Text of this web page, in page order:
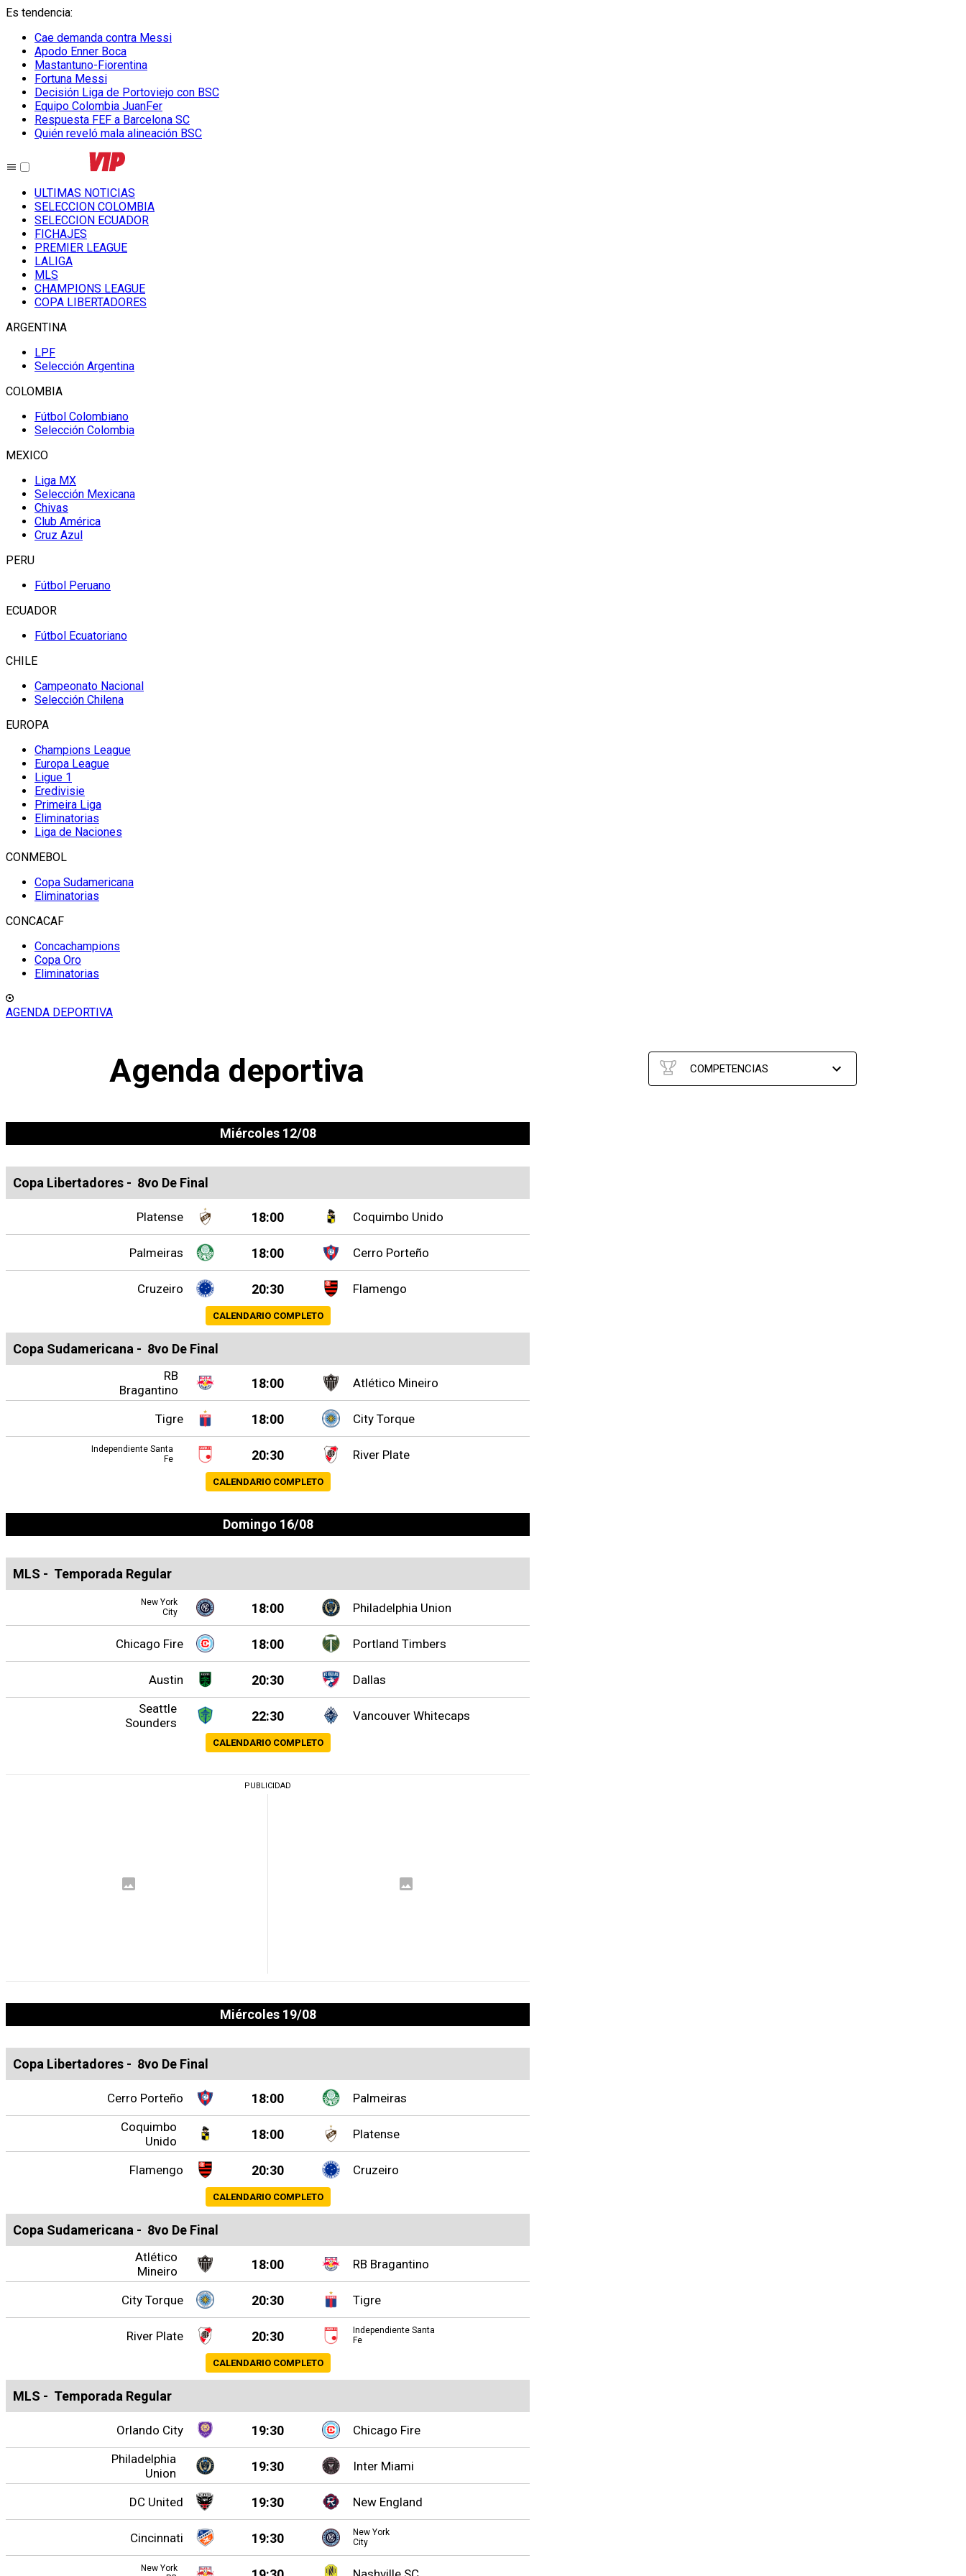
Es tendencia:
Cae demanda contra Messi
Apodo Enner Boca
Mastantuno-Fiorentina
Fortuna Messi
Decisión Liga de Portoviejo con BSC
Equipo Colombia JuanFer
Respuesta FEF a Barcelona SC
Quién reveló mala alineación BSC
ULTIMAS NOTICIAS
SELECCION COLOMBIA
SELECCION ECUADOR
FICHAJES
PREMIER LEAGUE
LALIGA
MLS
CHAMPIONS LEAGUE
COPA LIBERTADORES
ARGENTINA
LPF
Selección Argentina
COLOMBIA
Fútbol Colombiano
Selección Colombia
MEXICO
Liga MX
Selección Mexicana
Chivas
Club América
Cruz Azul
PERU
Fútbol Peruano
ECUADOR
Fútbol Ecuatoriano
CHILE
Campeonato Nacional
Selección Chilena
EUROPA
Champions League
Europa League
Ligue 1
Eredivisie
Primeira Liga
Eliminatorias
Liga de Naciones
CONMEBOL
Copa Sudamericana
Eliminatorias
CONCACAF
Concachampions
Copa Oro
Eliminatorias
AGENDA DEPORTIVA
Agenda deportiva COMPETENCIAS
Miércoles 12/08
Copa Libertadores - 8vo De Final
Platense 18:00 Coquimbo Unido
Palmeiras 18:00 Cerro Porteño
Cruzeiro 20:30 Flamengo
CALENDARIO COMPLETO
Copa Sudamericana - 8vo De Final
RB
Bragantino
18:00 Atlético Mineiro
Tigre 18:00 City Torque
Independiente Santa
Fe
20:30 River Plate
CALENDARIO COMPLETO
Domingo 16/08
MLS - Temporada Regular
New York
City
18:00 Philadelphia Union
Chicago Fire 18:00 Portland Timbers
Austin 20:30
Dallas
Seattle
Sounders
22:30 Vancouver Whitecaps
CALENDARIO COMPLETO
Miércoles 19/08
Copa Libertadores - 8vo De Final
Cerro Porteño 18:00
Palmeiras
Coquimbo
Unido
18:00 Platense
Flamengo 20:30 Cruzeiro
CALENDARIO COMPLETO
Copa Sudamericana - 8vo De Final
Atlético
Mineiro
18:00 RB Bragantino
City Torque 20:30 Tigre
River Plate 20:30
Independiente Santa
Fe
CALENDARIO COMPLETO
MLS - Temporada Regular
Orlando City 19:30
Chicago Fire
Philadelphia
Union
19:30 Inter Miami
DC United 19:30 New England
Cincinnati 19:30
New York
City
New York